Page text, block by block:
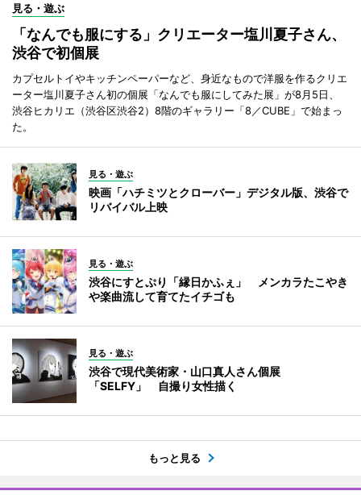
見る・遊ぶ
「なんでも服にする」クリエーター塩川夏子さん、
渋谷で初個展
カプセルトイやキッチンペーパーなど、身近なもので洋服を作るクリエ
ーター塩川夏子さん初の個展「なんでも服にしてみた展」が8月5日、
渋谷ヒカリエ（渋谷区渋谷2）8階のギャラリー「8／CUBE」で始まっ
た。
見る・遊ぶ
映画「ハチミツとクローバー」デジタル版、渋谷で
リバイバル上映
見る・遊ぶ
渋谷にすとぷり「縁日かふぇ」 メンカラたこやき
や楽曲流して育てたイチゴも
見る・遊ぶ
渋谷で現代美術家・山口真人さん個展
「SELFY」 自撮り女性描く
もっと見る